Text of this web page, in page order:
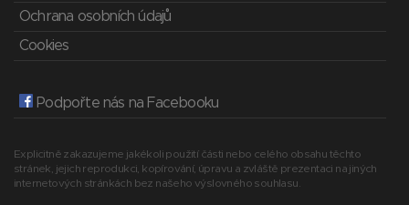
Ochrana osobních údajů
Cookies
Podpořte nás na Facebooku
Explicitně zakazujeme jakékoli použití části nebo celého obsahu těchto
stránek, jejich reprodukci, kopírování, úpravu a zvláště prezentaci na jiných
internetových stránkách bez našeho výslovného souhlasu.